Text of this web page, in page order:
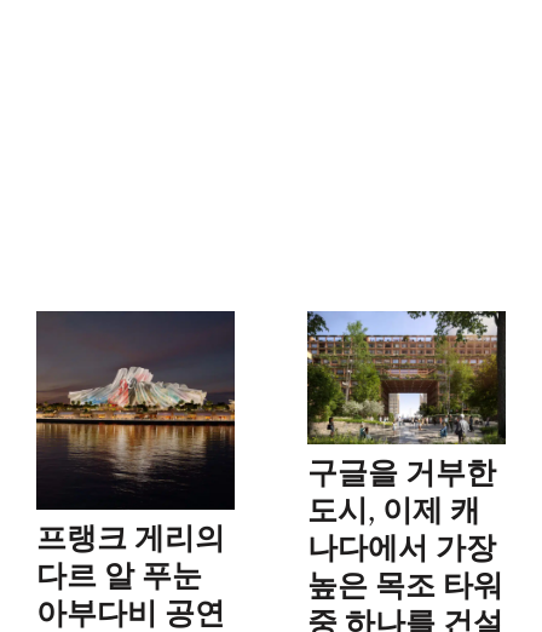
프랭크 게리의
다르 알 푸눈
아부다비 공연
구글을 거부한
도시, 이제 캐
나다에서 가장
높은 목조 타워
중 하나를 건설